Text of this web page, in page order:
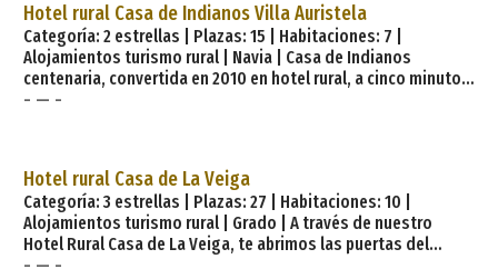
para hacer de su visita un recuerdo mágico. Modestamente
hemos intentado crear un espacio
Hotel rural Casa de Indianos Villa Auristela
Categoría: 2 estrellas | Plazas: 15 | Habitaciones: 7 |
Alojamientos turismo rural | Navia | Casa de Indianos
centenaria, convertida en 2010 en hotel rural, a cinco minutos
de la costa occidental de Asturias. La casa cuenta con siete
Localización. El occidente de Asturias es una zona
privilegiada, con extensas playas, reservas naturales y
espectaculares
- — -
Hotel rural Casa de La Veiga
Categoría: 3 estrellas | Plazas: 27 | Habitaciones: 10 |
Alojamientos turismo rural | Grado | A través de nuestro
Hotel Rural Casa de La Veiga, te abrimos las puertas del
desconocido y privilegiado Valle de Sama de Grado para que
- — -